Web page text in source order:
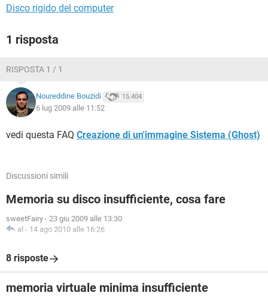
Disco rigido del computer
1 risposta
RISPOSTA 1 / 1
Noureddine Bouzidi 15.404
6 lug 2009 alle 11:52
vedi questa FAQ Creazione di un'immagine Sistema (Ghost)
Discussioni simili
Memoria su disco insufficiente, cosa fare
sweetFairy - 23 giu 2009 alle 13:30
al - 14 ago 2010 alle 16:26
8 risposte
memoria virtuale minima insufficiente